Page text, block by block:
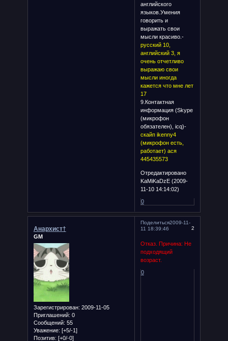
английского
языков.Умения
говорить и
выражать свои
мысли красиво.-
русский 10,
английский 3, я
очень отчетливо
выражаю свои
мысли иногда
кажется что мне лет
17
9.Контактная
информация (Skype
(микрофон
обязателен), icq)-
скайп ikenny4
(микрофон есть,
работает) ася
445435573
Отредактировано
KaMiKaDzE (2009-
11-10 14:14:02)
0
Поделиться
2
2009-11-
11 18:39:46
Анархист†
GM
Зарегистрирован: 2009-11-05
Приглашений: 0
Сообщений: 55
Уважение: [+5/-1]
Позитив: [+0/-0]
Отказ. Причина: Не
подходящий
возраст.
0